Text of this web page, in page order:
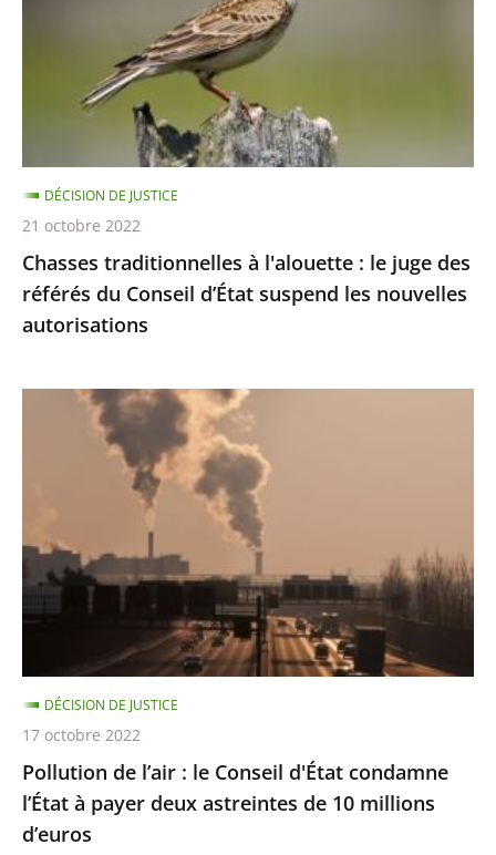
du
Conseil
d’État
suspend
les
nouvelles
Chasses traditionnelles à l'alouette : le juge des
référés du Conseil d’État suspend les nouvelles
autorisations
DÉCISION DE JUSTICE
21 octobre 2022
Pollution
Conseil
d'État
condamne
à
payer
deux
astreintes
de
10
Pollution de l’air : le Conseil d'État condamne
l’État à payer deux astreintes de 10 millions
d’euros
DÉCISION DE JUSTICE
17 octobre 2022